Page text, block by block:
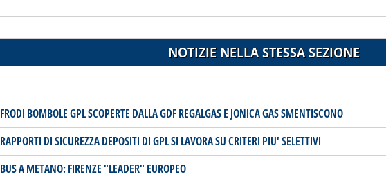
NOTIZIE NELLA STESSA SEZIONE
FRODI BOMBOLE GPL SCOPERTE DALLA GDF REGALGAS E JONICA GAS SMENTISCONO
RAPPORTI DI SICUREZZA DEPOSITI DI GPL SI LAVORA SU CRITERI PIU' SELETTIVI
BUS A METANO: FIRENZE "LEADER" EUROPEO